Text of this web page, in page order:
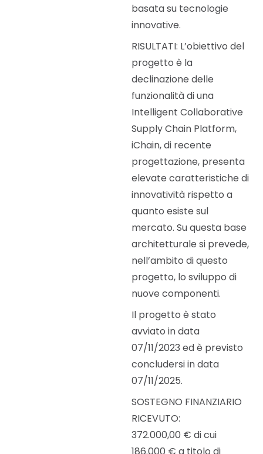
basata su tecnologie
innovative.
RISULTATI: L’obiettivo del
progetto è la
declinazione delle
funzionalità di una
Intelligent Collaborative
Supply Chain Platform,
iChain, di recente
progettazione, presenta
elevate caratteristiche di
innovatività rispetto a
quanto esiste sul
mercato. Su questa base
architetturale si prevede,
nell’ambito di questo
progetto, lo sviluppo di
nuove componenti.
Il progetto è stato
avviato in data
07/11/2023 ed è previsto
concludersi in data
07/11/2025.
SOSTEGNO FINANZIARIO
RICEVUTO:
372.000,00 € di cui